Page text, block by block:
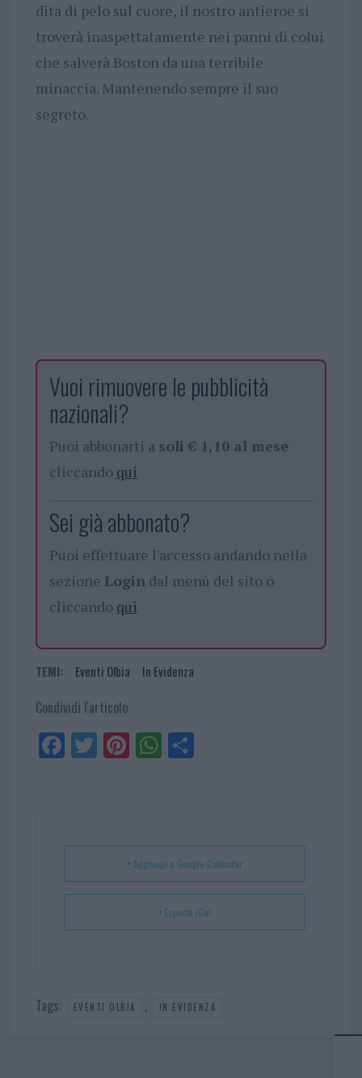
dita di pelo sul cuore, il nostro antieroe si
troverà inaspettatamente nei panni di colui
che salverà Boston da una terribile
minaccia. Mantenendo sempre il suo
segreto.
Vuoi rimuovere le pubblicità
nazionali?
Puoi abbonarti a soli € 1,10 al mese
cliccando qui
Sei già abbonato?
Puoi effettuare l'accesso andando nella
sezione Logindal menù del sito o
cliccando qui
TEMI: Eventi Olbia In Evidenza
Condividi l'articolo
Fa
ce
Tw
itt
Pi
nt
t
W
ha
p
Sh
+ Aggiungi a Google Calendar
+ Esporta iCal
Tags: EVENTI OLBIA , IN EVIDENZA